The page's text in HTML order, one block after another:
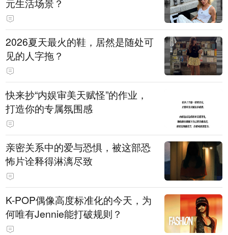
元生活场景？
2026夏天最火的鞋，居然是随处可
见的人字拖？
快来抄“内娱审美天赋怪”的作业，
打造你的专属氛围感
亲密关系中的爱与恐惧，被这部恐
怖片诠释得淋漓尽致
K-POP偶像高度标准化的今天，为
何唯有Jennie能打破规则？